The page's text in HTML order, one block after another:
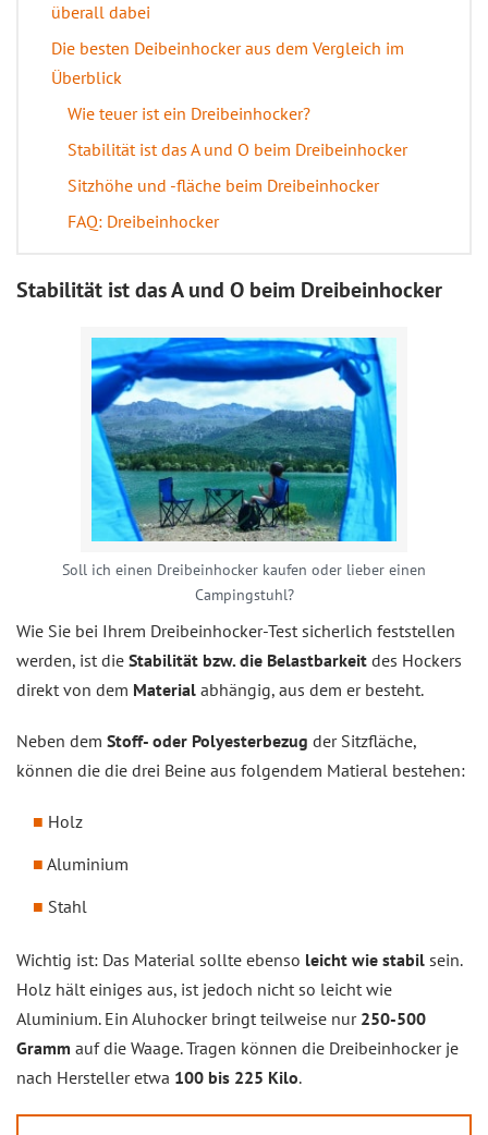
überall dabei
Die besten Deibeinhocker aus dem Vergleich im
Überblick
Wie teuer ist ein Dreibeinhocker?
Stabilität ist das A und O beim Dreibeinhocker
Sitzhöhe und -fläche beim Dreibeinhocker
FAQ: Dreibeinhocker
Stabilität ist das A und O beim Dreibeinhocker
Soll ich einen Dreibeinhocker kaufen oder lieber einen
Campingstuhl?
Wie Sie bei Ihrem Dreibeinhocker-Test sicherlich feststellen
werden, ist die Stabilität bzw. die Belastbarkeit des Hockers
direkt von dem Material abhängig, aus dem er besteht.
Neben dem Stoff- oder Polyesterbezug der Sitzfläche,
können die die drei Beine aus folgendem Matieral bestehen:
Holz
Aluminium
Stahl
Wichtig ist: Das Material sollte ebenso leicht wie stabil sein.
Holz hält einiges aus, ist jedoch nicht so leicht wie
Aluminium. Ein Aluhocker bringt teilweise nur 250-500
Gramm auf die Waage. Tragen können die Dreibeinhocker je
nach Hersteller etwa 100 bis 225 Kilo.